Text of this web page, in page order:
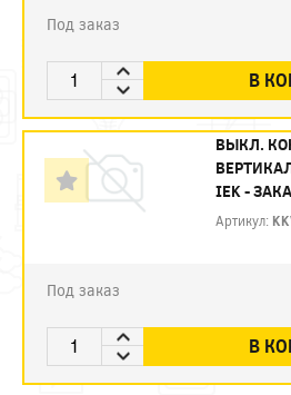
Под заказ
В
ВЫКЛ.
IEK -
Артикул:
Под заказ
В